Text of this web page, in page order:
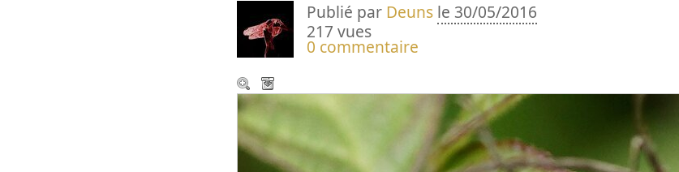
Publié par Deuns le 30/05/2016
217 vues
0 commentaire